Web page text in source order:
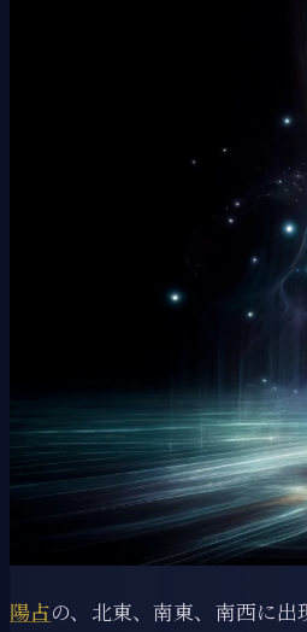
陽占の、北東、南東、南西に出